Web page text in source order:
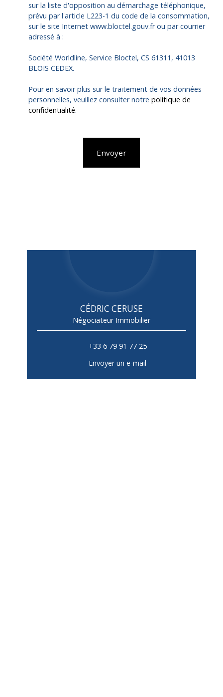
sur la liste d'opposition au démarchage téléphonique,
prévu par l'article L223-1 du code de la consommation,
sur le site Internet www.bloctel.gouv.fr ou par courrier
adressé à :
Société Worldline, Service Bloctel, CS 61311, 41013
BLOIS CEDEX.
Pour en savoir plus sur le traitement de vos données
personnelles, veuillez consulter notre politique de
confidentialité.
Envoyer
CÉDRIC CERUSE
Négociateur Immobilier
+33 6 79 91 77 25
Envoyer un e-mail